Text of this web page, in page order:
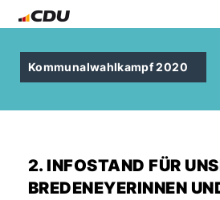
Kommunalwahlkampf 2020
2. INFOSTAND FÜR
BREDENEYERINNEN